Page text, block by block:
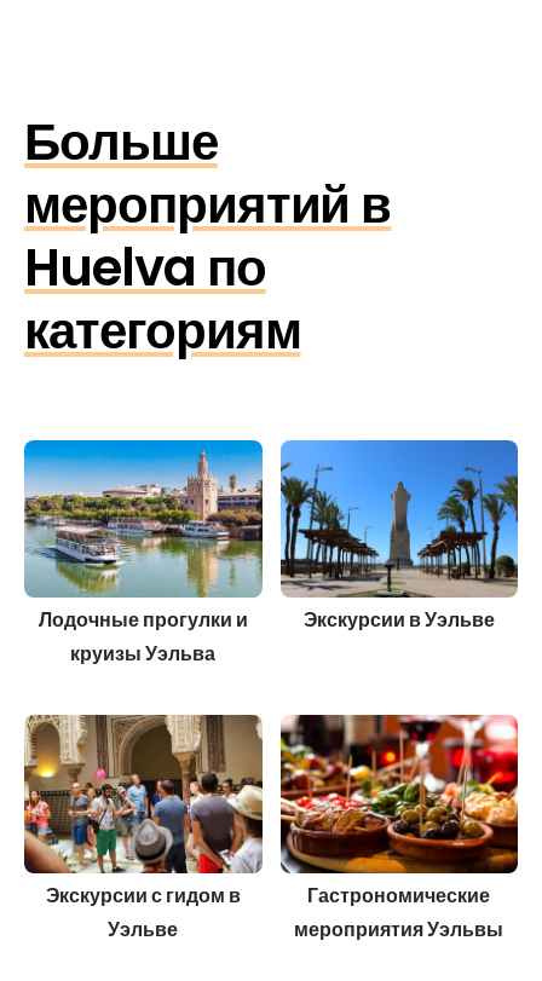
Больше
мероприятий в
Huelva по
категориям
Лодочные прогулки и
круизы Уэльва
Экскурсии в Уэльве
Экскурсии с гидом в
Уэльве
Гастрономические
мероприятия Уэльвы